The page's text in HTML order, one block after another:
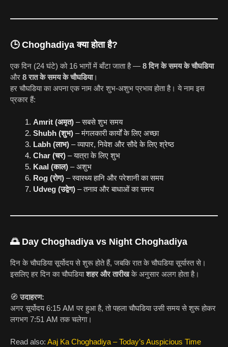
🕒 Choghadiya क्या होता है?
एक दिन (24 घंटे) को 16 भागों में बाँटा जाता है — 8 दिन के समय के चौघडिया
और 8 रात के समय के चौघडिया।
हर चौघडिया का अपना एक नाम और शुभ-अशुभ प्रभाव होता है। ये नाम इस
प्रकार हैं:
Amrit (अमृत) – सबसे शुभ समय
Shubh (शुभ) – मंगलकारी कार्यों के लिए अच्छा
Labh (लाभ) – व्यापार, निवेश और सौदे के लिए श्रेष्ठ
Char (चर) – यात्रा के लिए शुभ
Kaal (काल) – अशुभ
Rog (रोग) – स्वास्थ्य हानि और परेशानी का समय
Udveg (उद्वेग) – तनाव और बाधाओं का समय
🌅 Day Choghadiya vs Night Choghadiya
दिन के चौघडिया सूर्योदय से शुरू होते हैं, जबकि रात के चौघडिया सूर्यास्त से।
इसलिए हर दिन का चौघडियाशहर और तारीखके अनुसार अलग होता है।
🧭उदाहरण:
अगर सूर्योदय 6:15 AM पर हुआ है, तो पहला चौघडिया उसी समय से शुरू होकर
लगभग 7:51 AM तक चलेगा।
Read also: Aaj Ka Choghadiya – Today’s Auspicious Time